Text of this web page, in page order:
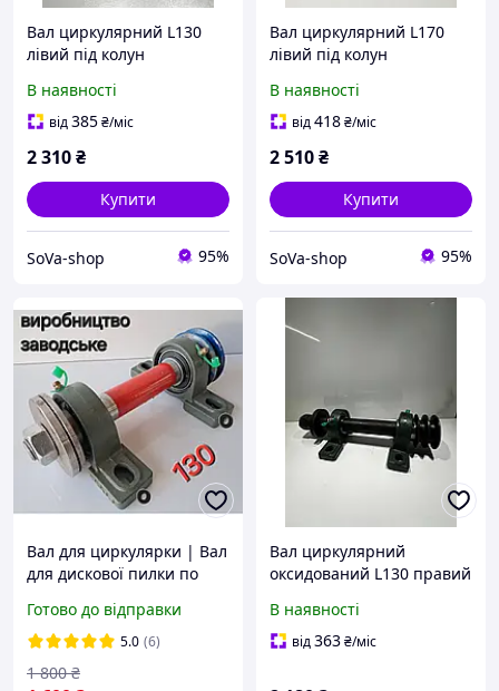
Вал циркулярний L130
лівий під колун
В наявності
від385₴/міс
2 310₴
Купити
SoVa-shop 95%
Вал циркулярний L170
лівий під колун
В наявності
від418₴/міс
2 510₴
Купити
SoVa-shop 95%
Вал для циркулярки | Вал
для дискової пилки по
верстатів і точила L130+
Готово до відправки
5.0 (6)
1 800 ₴
Вал циркулярний
оксидований L130 правий
В наявності
від363₴/міс